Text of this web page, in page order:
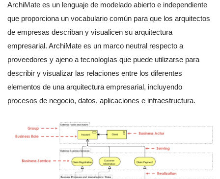
ArchiMate es un lenguaje de modelado abierto e independiente
que proporciona un vocabulario común para que los arquitectos
de empresas describan y visualicen su arquitectura
empresarial. ArchiMate es un marco neutral respecto a
proveedores y ajeno a tecnologías que puede utilizarse para
describir y visualizar las relaciones entre los diferentes
elementos de una arquitectura empresarial, incluyendo
procesos de negocio, datos, aplicaciones e infraestructura.